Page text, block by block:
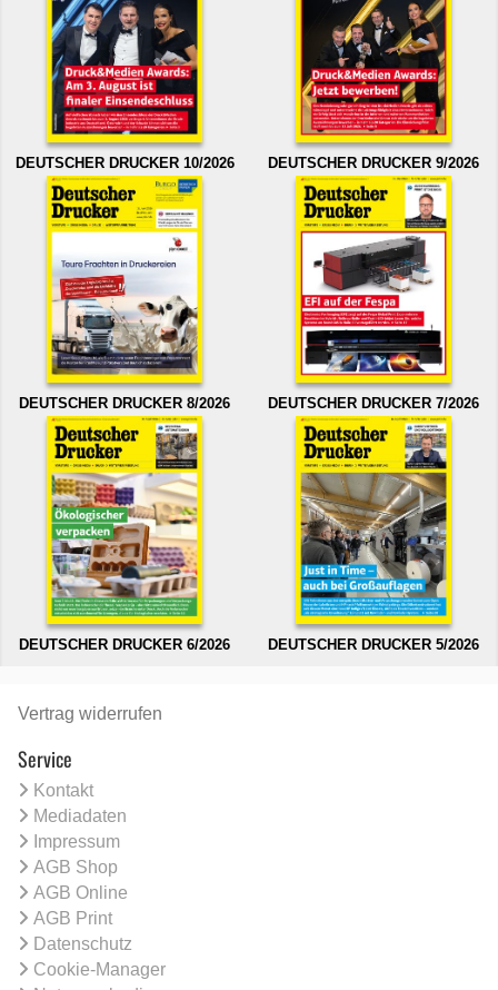
DEUTSCHER DRUCKER 10/2026 DEUTSCHER DRUCKER 9/2026
DEUTSCHER DRUCKER 8/2026 DEUTSCHER DRUCKER 7/2026
DEUTSCHER DRUCKER 6/2026 DEUTSCHER DRUCKER 5/2026
Vertrag widerrufen
Service
Kontakt
Mediadaten
Impressum
AGB Shop
AGB Online
AGB Print
Datenschutz
Cookie-Manager